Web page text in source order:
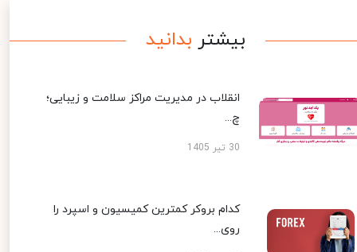
بیشتر بدانید
انقلاب در مدیریت مراکز سلامت و زیبایی؛
چ...
30 تیر 1405
کدام بروکر کمترین کمیسیون و اسپرد را
روی...